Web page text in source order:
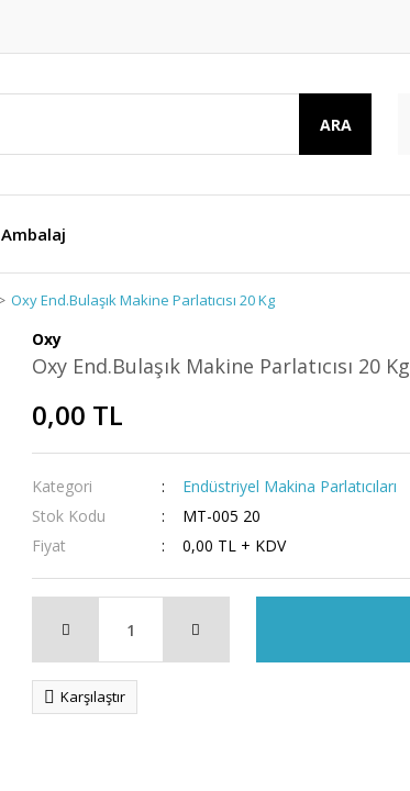
ARA
Ambalaj
Oxy End.Bulaşık Makine Parlatıcısı 20 Kg
Oxy
Oxy End.Bulaşık Makine Parlatıcısı 20 Kg
0,00 TL
Kategori
Endüstriyel Makina Parlatıcıları
Stok Kodu
MT-005 20
Fiyat
0,00 TL + KDV
Karşılaştır